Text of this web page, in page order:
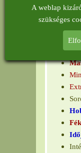
A weblap
szükséges